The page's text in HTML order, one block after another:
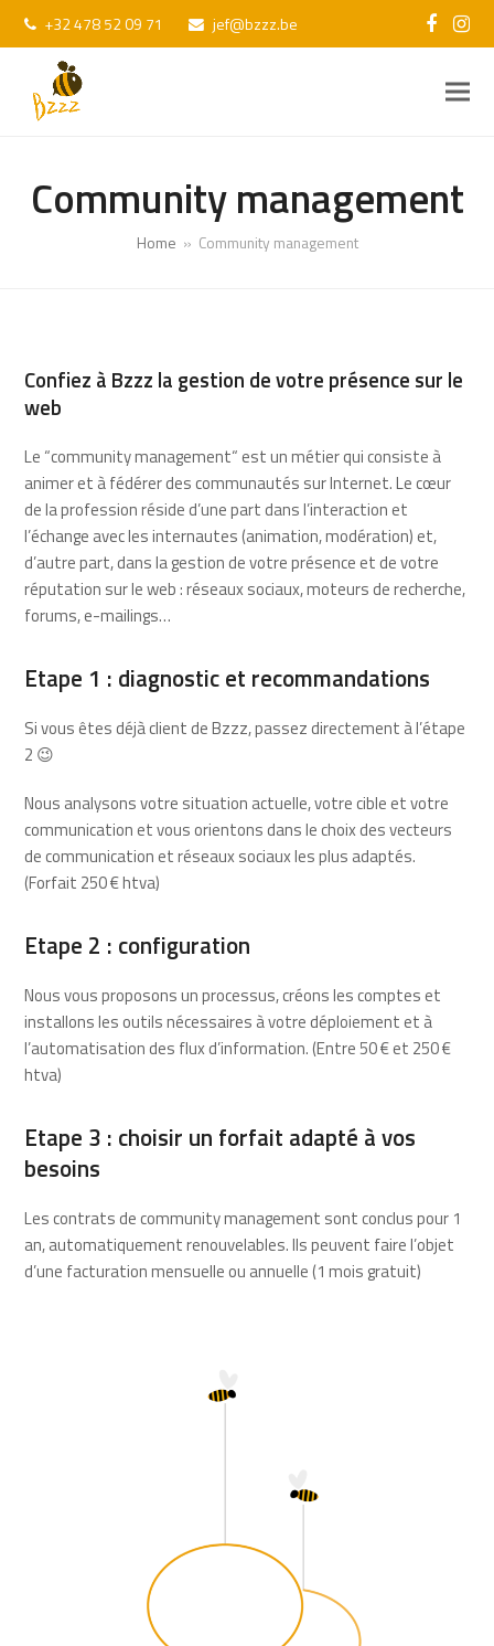
+32 478 52 09 71 jef@bzzz.be
Community management
Home » Community management
Confiez à Bzzz la gestion de votre présence sur le
web
Le “community management“ est un métier qui consiste à
animer et à fédérer des communautés sur Internet. Le cœur
de la profession réside d’une part dans l’interaction et
l’échange avec les internautes (animation, modération) et,
d’autre part, dans la gestion de votre présence et de votre
réputation sur le web : réseaux sociaux, moteurs de recherche,
forums, e-mailings…
Etape 1 : diagnostic et recommandations
Si vous êtes déjà client de Bzzz, passez directement à l’étape
2 😉
Nous analysons votre situation actuelle, votre cible et votre
communication et vous orientons dans le choix des vecteurs
de communication et réseaux sociaux les plus adaptés.
(Forfait 250 € htva)
Etape 2 : configuration
Nous vous proposons un processus, créons les comptes et
installons les outils nécessaires à votre déploiement et à
l’automatisation des flux d’information. (Entre 50 € et 250 €
htva)
Etape 3 : choisir un forfait adapté à vos
besoins
Les contrats de community management sont conclus pour 1
an, automatiquement renouvelables. Ils peuvent faire l’objet
d’une facturation mensuelle ou annuelle (1 mois gratuit)